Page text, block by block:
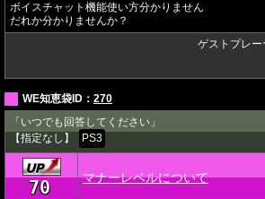
ボイスチャット機能使い方分かりません
だれか分かりませんか？
ゲストプレ
WE知恵袋ID： 270
「いつでも回答してください」
【指定なし】
PS3
★70 マナーレベルについて